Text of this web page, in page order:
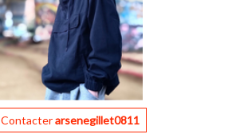
Contacterarsenegillet0811